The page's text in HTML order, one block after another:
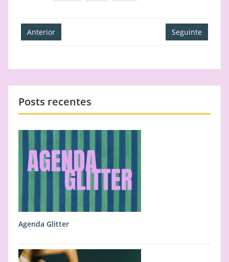
Navegação
de
Anterior Seguinte
Posts recentes
Agenda Glitter